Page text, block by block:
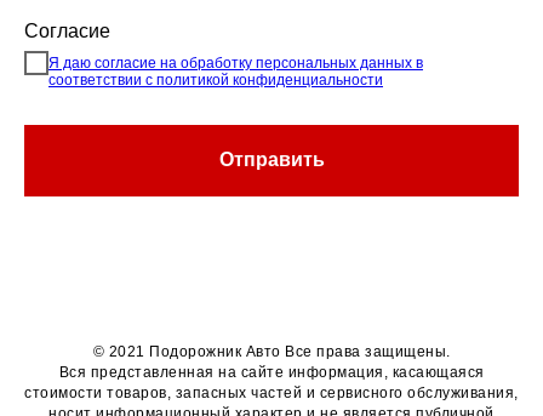
Согласие
Я даю согласие на обработку персональных данных в
соответствии с политикой конфиденциальности
Отправить
© 2021 Подорожник Авто Все права защищены.
Вся представленная на сайте информация, касающаяся
стоимости товаров, запасных частей и сервисного обслуживания,